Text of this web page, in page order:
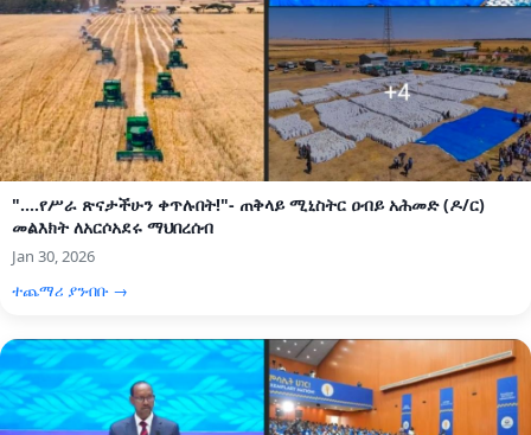
"....የሥራ ጽናታችሁን ቀጥሉበት!"- ጠቅላይ ሚኒስትር ዐብይ አሕመድ (ዶ/ር)
መልእክት ለአርሶአደሩ ማህበረሰብ
Jan 30, 2026
ተጨማሪ ያንብቡ →